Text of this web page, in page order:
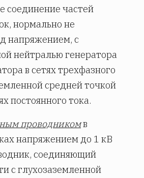
соединение частей
нормально не
напряжением, с
нейтралью генератора
в сетях трехфазного
средней точкой
постоянного тока.
проводникомв
напряжением до 1 кВ
соединяющий
с глухозаземленной